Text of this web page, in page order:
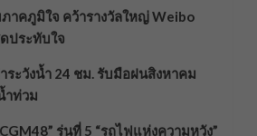
ภาคภูมิใจ คว้ารางวัลใหญ่ Weibo
ประทับใจ
าระวังน้ำ 24 ชม. รับมือฝนสิงหาคม
ำท่วม
รุ่นที่ 5 “รถไฟแห่งความหวัง”